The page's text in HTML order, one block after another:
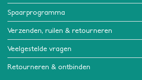
Spaarprogramma
Verzenden, ruilen & retourneren
Veelgestelde vragen
Retourneren & ontbinden